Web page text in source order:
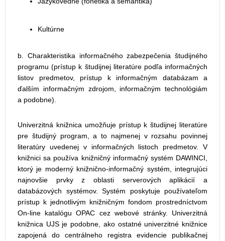
Kultúrne
b. Charakteristika informačného zabezpečenia študijného
programu (prístup k študijnej literatúre podľa informačných
listov predmetov, prístup k informačným databázam a
ďalším informačným zdrojom, informačným technológiám
a podobne).
Univerzitná knižnica umožňuje prístup k študijnej literatúre
pre študijný program, a to najmenej v rozsahu povinnej
literatúry uvedenej v informačných listoch predmetov. V
knižnici sa používa knižničný informačný systém DAWINCI,
ktorý je moderný knižnično-informačný systém, integrujúci
najnovšie prvky z oblasti serverových aplikácií a
databázových systémov. Systém poskytuje používateľom
prístup k jednotlivým knižničným fondom prostredníctvom
On-line katalógu OPAC cez webové stránky. Univerzitná
knižnica UJS je podobne, ako ostatné univerzitné knižnice
zapojená do centrálneho registra evidencie publikačnej